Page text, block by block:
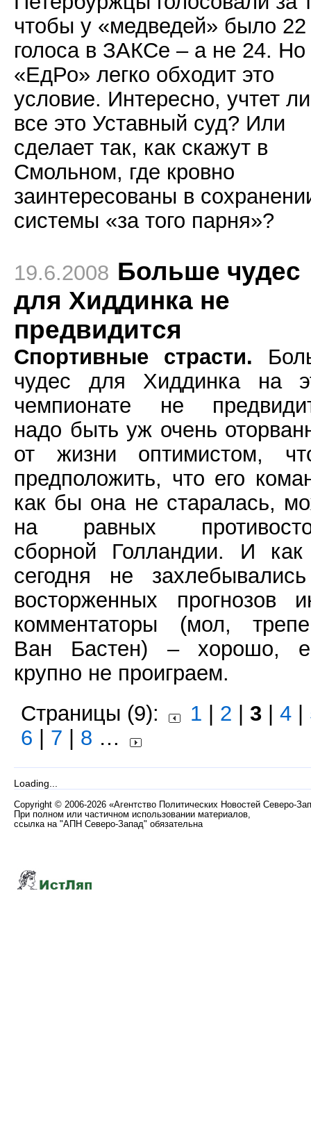
чтобы у «медведей» было 22
голоса в ЗАКСе – а не 24. Но
«ЕдРо» легко обходит это
условие. Интересно, учтет ли
все это Уставный суд? Или
сделает так, как скажут в
Смольном, где кровно
заинтересованы в
системы «за того парня»?
19.6.2008 Больше чудес
для Хиддинка не
предвидится
Спортивные страсти.
чудес для Хиддинка на
чемпионате не
надо быть уж очень
от жизни оптимистом,
предположить, что его
как бы она не старалась,
на равных
сборной Голландии. И
сегодня не
восторженных прогнозов
комментаторы (мол,
Ван Бастен) – хорошо,
крупно не проиграем.
Страницы (9):
1 | 2 | 3 | 4 |
6 | 7 | 8 …
Loading...
Copyright © 2006-2026 «Агентство Политических Новостей Северо-
При полном или частичном использовании материалов,
ссылка на "АПН Северо-Запад" обязательна